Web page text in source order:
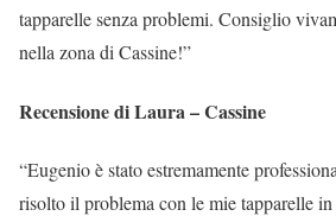
tapparelle senza problemi. Consiglio
nella zona di Cassine!”
Recensione di Laura – Cassine
“Eugenio è stato estremamente
risolto il problema con le mie tapparelle